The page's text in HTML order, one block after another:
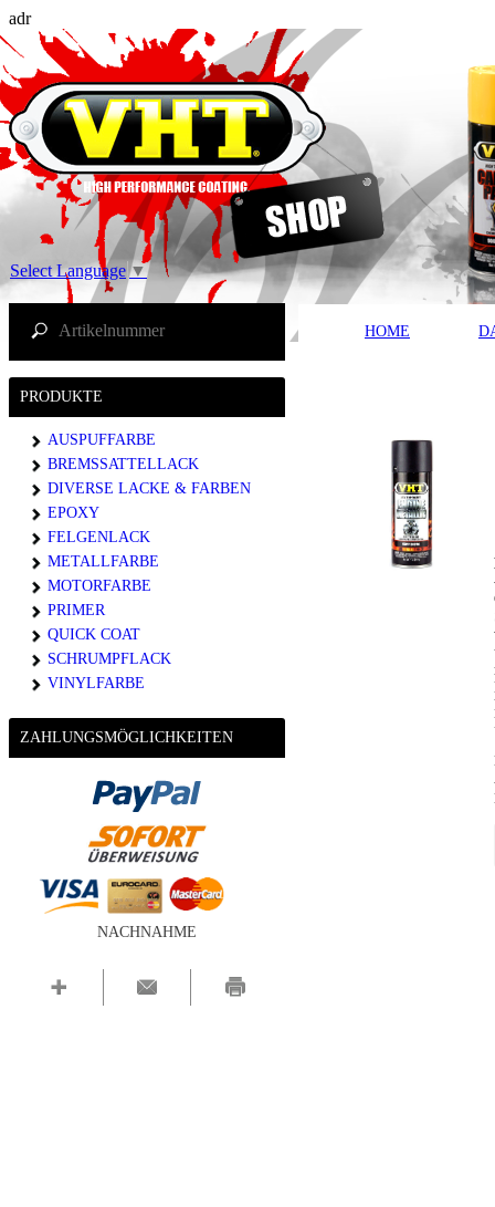
adr
Select Language▼
HOME
PRODUKTE
AUSPUFFARBE
BREMSSATTELLACK
DIVERSE LACKE & FARBEN
EPOXY
FELGENLACK
METALLFARBE
MOTORFARBE
PRIMER
QUICK COAT
SCHRUMPFLACK
VINYLFARBE
ZAHLUNGSMÖGLICHKEITEN
NACHNAHME